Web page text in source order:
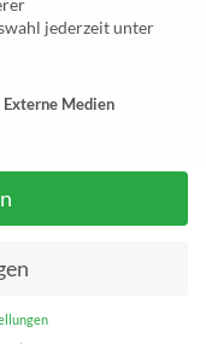
jederzeit unter
Externe Medien